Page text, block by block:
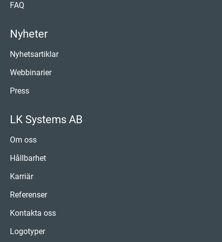
FAQ
Nyheter
Nyhetsartiklar
Webbinarier
Press
LK Systems AB
Om oss
Hållbarhet
Karriär
Referenser
Kontakta oss
Logotyper